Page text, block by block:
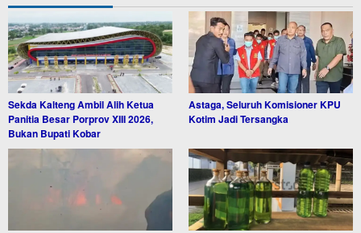
Sekda Kalteng Ambil Alih Ketua
Panitia Besar Porprov XIII 2026,
Bukan Bupati Kobar
Astaga, Seluruh Komisioner KPU
Kotim Jadi Tersangka